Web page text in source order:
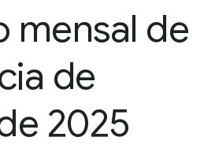
mensal de
de
2025